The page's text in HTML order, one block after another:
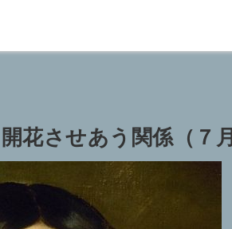
花させあう関係（７月